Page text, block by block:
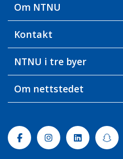
Om NTNU
Kontakt
NTNU i tre byer
Om nettstedet
FacebookInstagramLinkedin